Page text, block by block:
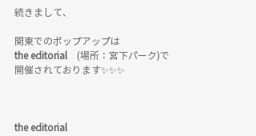
続きまして、
関東でのポップアップは
the editorial (場所：宮下パーク)で
開催されております✨✨✨
the editorial